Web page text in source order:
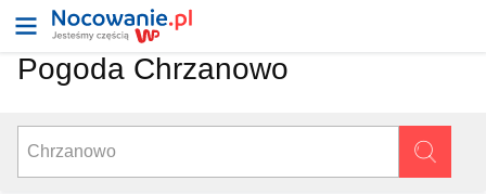
Pogoda Chrzanowo